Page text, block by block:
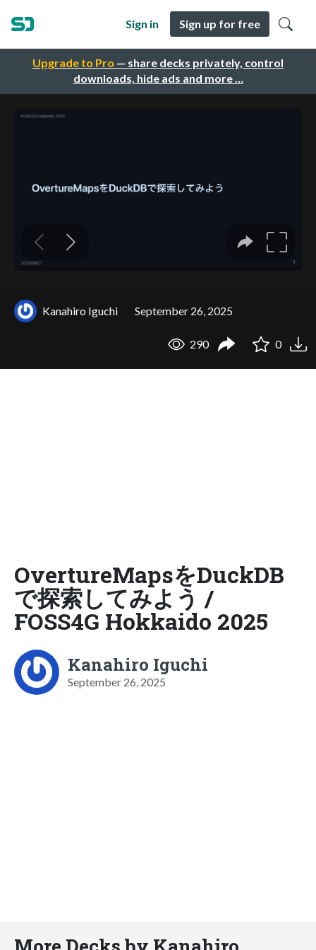
Upgrade to Pro — share decks privately, control
downloads, hide ads and more …
Sign in Sign up for free
Kanahiro Iguchi September 26, 2025
290 0
OvertureMapsをDuckDB
で探索してみよう /
FOSS4G Hokkaido 2025
Kanahiro Iguchi
September 26, 2025